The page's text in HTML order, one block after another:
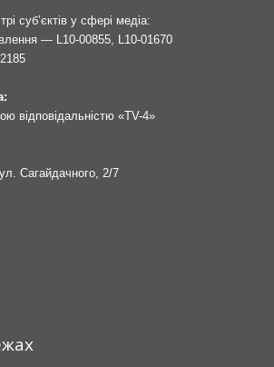
суб’єктів у сфері медіа:
— L10-00855, L10-01670
відповідальністю «TV-4»
Сагайдачного, 2/7